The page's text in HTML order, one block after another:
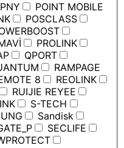
PNY
POINT MOBILE
POSCLASS
PROLINK
QPORT
RAMPAGE
8
REOLINK
RUIJIE REYEE
S-TECH
Sandisk
SECLIFE